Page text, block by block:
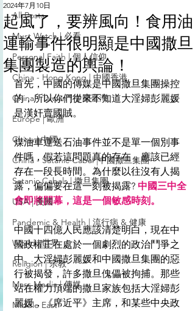
All Posts
Must Watch | 必看
Personal Faith | 個人信仰
China - Hong Kong | 中國香港
China - Taiwan | 中國臺灣
Europe | 歐洲
China | 中國
China - Satanic Cabal |中國撒旦集團
Satanic Cabals | 撒旦集團
USA | 美國
Pandemic & Health | 流行病 & 健康
World | 世界
Religion | 宗教
Mass Media | 傳媒
Middle East
起風了，要辨風向！食用油
運輸事件很明顯是中國撒旦
集團製造的輿論！
2024年7月10日
首先，中國的傳媒是中國撒旦集團操控
的，所以你們從來不知道大淫婦彭麗媛
是漢奸賣國賊。
煤油車運送石油事件並不是單一個別事
件嗎，假若這問題真的存在，應該已經
存在一段長時間。為什麼以往沒有人揭
露，偏偏要在這一刻被揭露? 中國三中全
會即將開幕，這是一個敏感時刻。
中國十四億人民應該清楚明白，現在中
國政權正在處於一個劇烈的政治鬥爭之
中。大淫婦彭麗媛和中國撒旦集團的惡
行被揭發，許多撒旦傀儡被拘捕。 那些
站在權力頂端的撒旦家族包括大淫婦彭
麗媛，《席近平》主席，和某些中央政